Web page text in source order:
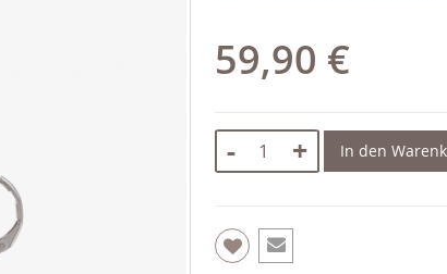
59,90 €
- + In den